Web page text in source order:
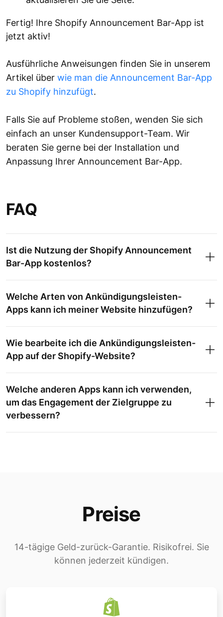
Fertig! Ihre Shopify Announcement Bar-App ist
jetzt aktiv!
Ausführliche Anweisungen finden Sie in unserem
Artikel über wie man die Announcement Bar-App
zu Shopify hinzufügt.
Falls Sie auf Probleme stoßen, wenden Sie sich
einfach an unser Kundensupport-Team. Wir
beraten Sie gerne bei der Installation und
Anpassung Ihrer Announcement Bar-App.
FAQ
Ist die Nutzung der Shopify Announcement
Bar-App kostenlos?
Welche Arten von Ankündigungsleisten-
Apps kann ich meiner Website hinzufügen?
Wie bearbeite ich die Ankündigungsleisten-
App auf der Shopify-Website?
Welche anderen Apps kann ich verwenden,
um das Engagement der Zielgruppe zu
verbessern?
Preise
14-tägige Geld-zurück-Garantie. Risikofrei. Sie
können jederzeit kündigen.